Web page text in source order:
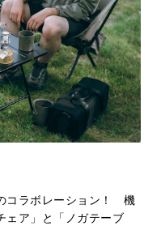
コラボレーション！ 機
ェア」と「ノガテーブ